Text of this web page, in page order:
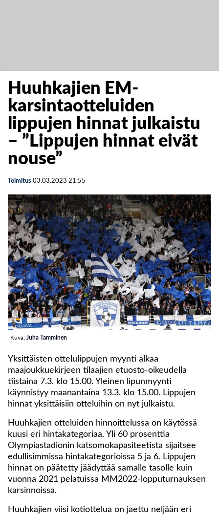
Huuhkajien EM-
karsintaotteluiden
lippujen hinnat julkaistu
– ”Lippujen hinnat eivät
nouse”
Toimitus 03.03.2023 21:55
Kuva: Juha Tamminen
Yksittäisten ottelulippujen myynti alkaa
maajoukkuekirjeen tilaajien etuosto-oikeudella
tiistaina 7.3. klo 15.00. Yleinen lipunmyynti
käynnistyy maanantaina 13.3. klo 15.00. Lippujen
hinnat yksittäisiin otteluihin on nyt julkaistu.
Huuhkajien otteluiden hinnoittelussa on käytössä
kuusi eri hintakategoriaa. Yli 60 prosenttia
Olympiastadionin katsomokapasiteetista sijaitsee
edullisimmissa hintakategorioissa 5 ja 6. Lippujen
hinnat on päätetty jäädyttää samalle tasolle kuin
vuonna 2021 pelatuissa MM2022-lopputurnauksen
karsinnoissa.
Huuhkajien viisi kotiottelua on jaettu neljään eri